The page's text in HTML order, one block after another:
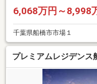
6,068万円～8,998
千葉県船橋市市場１
プレミアムレジデン